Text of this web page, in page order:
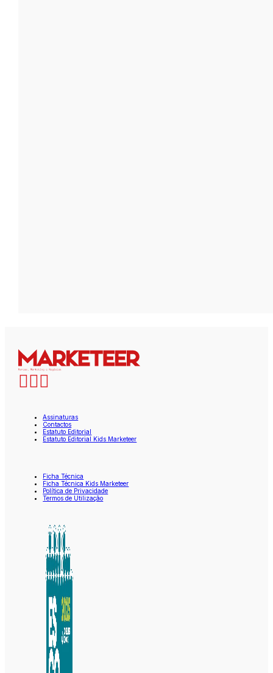
Assinaturas
Contactos
Estatuto Editorial
Estatuto Editorial Kids Marketeer
Ficha Técnica
Ficha Técnica Kids Marketeer
Política de Privacidade
Termos de Utilização